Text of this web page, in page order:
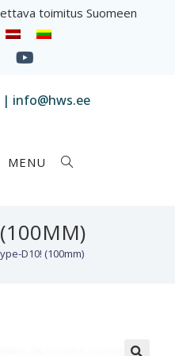
toimitus Suomeen
| info@hws.ee
MENU
D10! (100mm)